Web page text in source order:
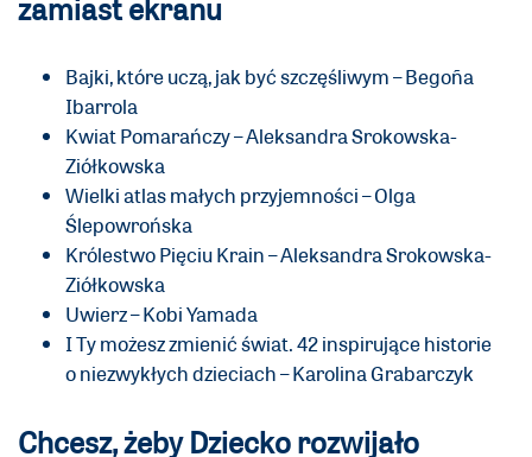
zamiast ekranu
Bajki, które uczą, jak być szczęśliwym – Begoña
Ibarrola
Kwiat Pomarańczy – Aleksandra Srokowska-
Ziółkowska
Wielki atlas małych przyjemności – Olga
Ślepowrońska
Królestwo Pięciu Krain – Aleksandra Srokowska-
Ziółkowska
Uwierz – Kobi Yamada
I Ty możesz zmienić świat. 42 inspirujące historie
o niezwykłych dzieciach – Karolina Grabarczyk
Chcesz, żeby Dziecko rozwijało